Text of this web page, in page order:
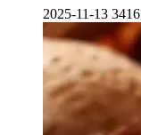
2025-11-13 3416